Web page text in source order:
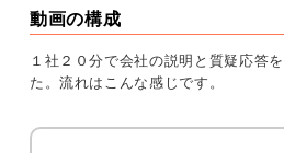
動画の構成
１社２０分で会社の説明と質疑応答
た。流れはこんな感じです。